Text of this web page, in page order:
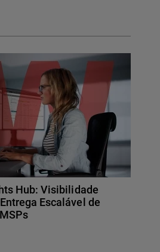
Hub: Visibilidade
Escalável de